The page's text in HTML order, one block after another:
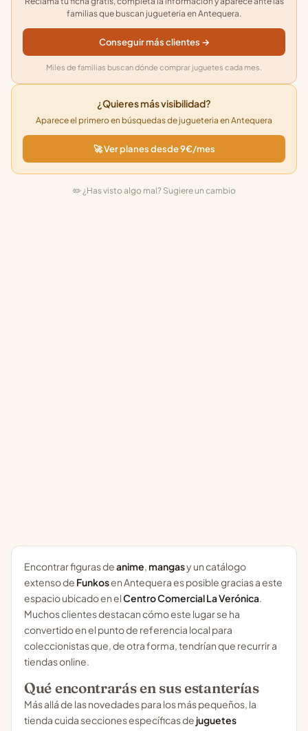
Encontrar figuras deanime, mangasy un catálogo
extenso de Funkosen Antequera es posible gracias a este
espacio ubicado en elCentro Comercial La Verónica.
Muchos clientes destacan cómo este lugar se ha
convertido en el punto de referencia local para
coleccionistas que, de otra forma, tendrían que recurrir a
tiendas online.
Qué encontrarás en sus estanterías
Más allá de las novedades para los más pequeños, la
tienda cuida secciones específicas de juguetes
familias que buscan jugueteria en Antequera.
Conseguir más clientes →
Miles de familias buscan dónde comprar juguetes cada mes.
¿Quieres más visibilidad?
Aparece el primero en búsquedas de jugueteria en Antequera
🚀 Ver planes desde 9€/mes
✏️ ¿Has visto algo mal? Sugiere un cambio